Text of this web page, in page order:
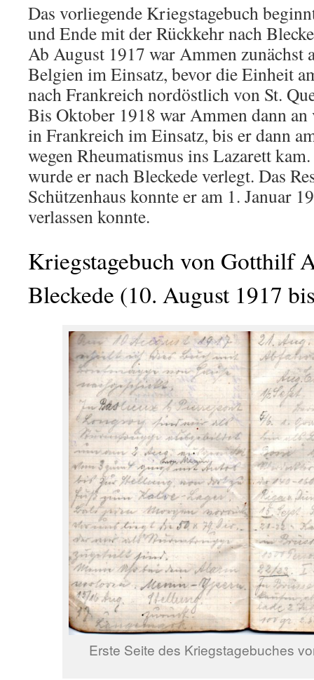
Das vorliegende Kriegstagebuch
und Ende mit der Rückkehr nach
Ab August 1917 war Ammen zunächst
Belgien im Einsatz, bevor die Einheit
nach Frankreich nordöstlich von St.
Bis Oktober 1918 war Ammen dann an
in Frankreich im Einsatz, bis er dann
wegen Rheumatismus ins Lazarett
wurde er nach Bleckede verlegt. Das
Schützenhaus konnte er am 1. Januar
verlassen konnte.
Kriegstagebuch von Gotthilf
Bleckede (10. August 1917
Erste Seite des Kriegstagebuches